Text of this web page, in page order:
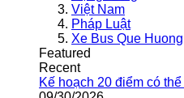
Việt Nam
Pháp Luật
Xe Bus Que Huong
Featured
Recent
Kế hoạch 20 điểm có